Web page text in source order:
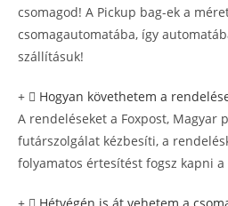
csomagod! A Pickup bag-ek a
csomagautomatába, így
szállításuk!
Hogyan követhetem a
A rendeléseket a Foxpost, Magyar
futárszolgálat kézbesíti, a
folyamatos értesítést fogsz kapni